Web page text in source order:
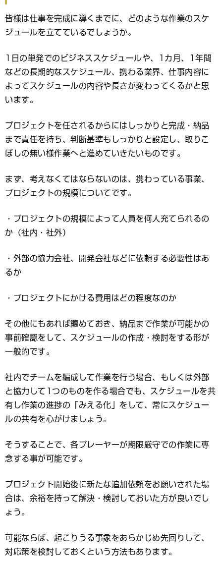
皆様は仕事を完成に導くまでに、どのような作業のスケ
ジュールを立てているでしょうか。
1日の単発でのビジネススケジュールや、1カ月、1年間
などの長期的なスケジュール、携わる業界、仕事内容に
よってスケジュールの内容や長さが変わってくるかと思
います。
プロジェクトを任されるからにはしっかりと完成・納品
まで責任を持ち、判断基準もしっかりと設定し、取りこ
ぼしの無い様作業へと進めていきたいものです。
まず、考えなくてはならないのは、携わっている事業、
プロジェクトの規模についてです。
・プロジェクトの規模によって人員を何人充てられるの
か（社内・社外）
・外部の協力会社、開発会社などに依頼する必要性はあ
るか
・プロジェクトにかける費用はどの程度なのか
その他にもあれば纏めておき、納品まで作業が可能かの
事前確認をして、スケジュールの作成・検討をする形が
一般的です。
社内でチームを編成して作業を行う場合、もしくは外部
と協力して1つのものを作る場合でも、スケジュールを共
有し作業の進捗の「みえる化」をして、常にスケジュー
ルの共有を心がけましょう。
そうすることで、各プレーヤーが期限厳守での作業に専
念する事が可能です。
プロジェクト開始後に新たな追加依頼をお願いされた場
合は、余裕を持って解決・検討しておいた方が良いでし
ょう。
可能ならば、起こりうる事象をあらかじめ先回りして、
対応策を検討しておくという方法もあります。